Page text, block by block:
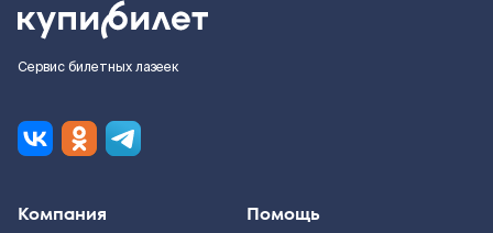
Сервис билетных лазеек
Компания Помощь